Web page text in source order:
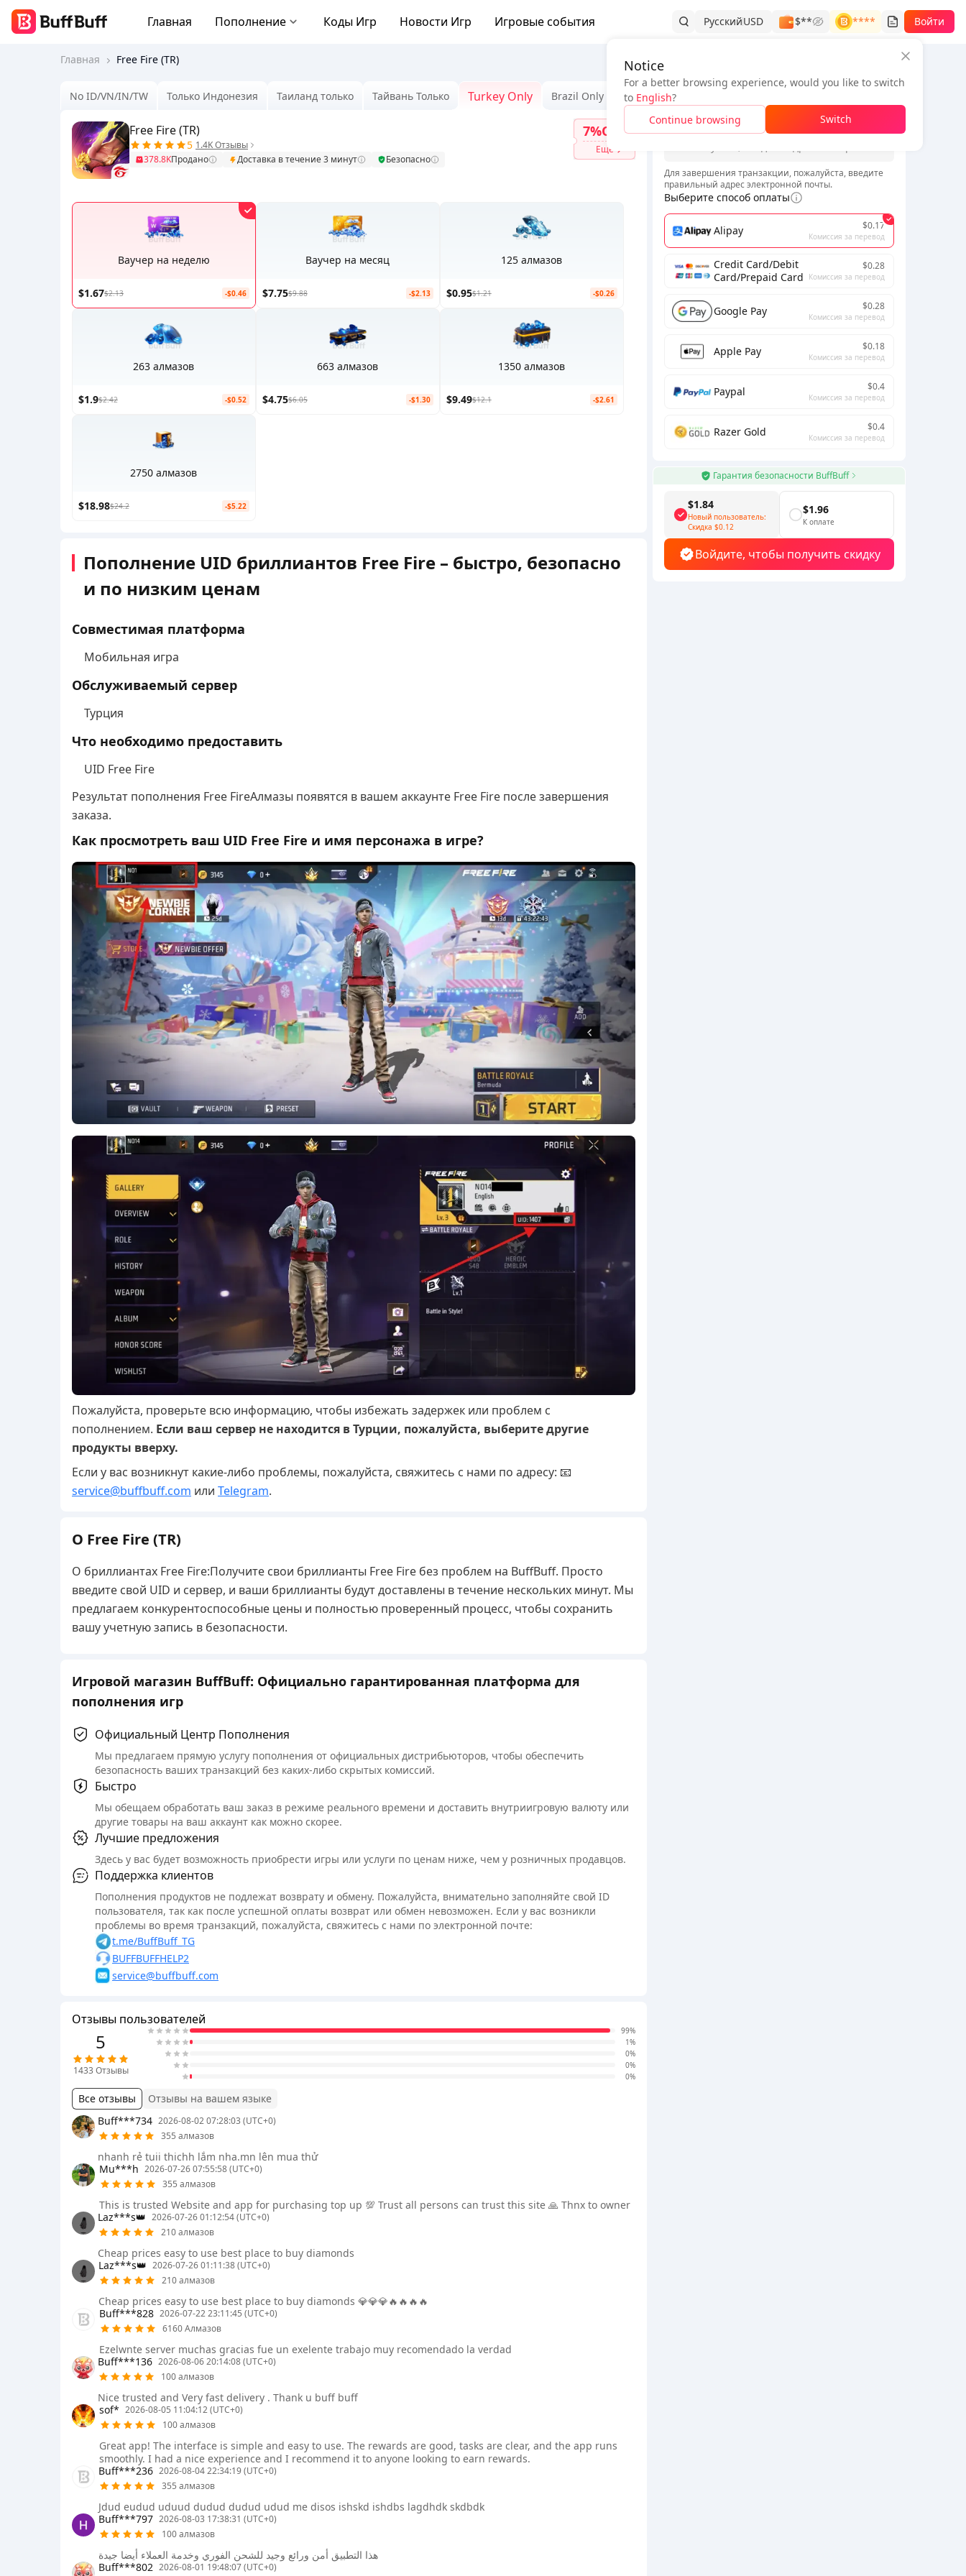
Главная Пополнение Коды Игр Новости Игр Игровые события РусскийUSD $** **** Войти
Главная Free Fire (TR)
Информация о заказе
*
Для завершения транзакции, пожалуйста, введите
правильный адрес электронной почты.
Выберите способ оплаты
Alipay $0.17
Комиссия за перевод
Credit Card/Debit
Card/Prepaid Card
$0.28
Комиссия за перевод
Google Pay $0.28
Комиссия за перевод
Apple Pay $0.18
Комиссия за перевод
Paypal $0.4
Комиссия за перевод
Razer Gold $0.4
Комиссия за перевод
Гарантия безопасности BuffBuff
$1.84
Новый пользователь:
Скидка $0.12
$1.96
К оплате
Войдите, чтобы получить скидку
No ID/VN/IN/TW Только Индонезия Таиланд только Тайвань Только Turkey Only Brazil Only MY/SG/PH/KH Only
Free Fire (TR)
5 1.4K Отзывы
378.8KПродано Доставка в течение 3 минут Безопасно
7%OFF
Ещё
Ваучер на неделю
$1.67$2.13 -$0.46
Ваучер на месяц
$7.75$9.88 -$2.13
125 алмазов
$0.95$1.21 -$0.26
263 алмазов
$1.9$2.42 -$0.52
663 алмазов
$4.75$6.05 -$1.30
1350 алмазов
$9.49$12.1 -$2.61
2750 алмазов
$18.98$24.2 -$5.22
Пополнение UID бриллиантов Free Fire – быстро, безопасно
и по низким ценам
Совместимая платформа
Мобильная игра
Обслуживаемый сервер
Турция
Что необходимо предоставить
UID Free Fire
Результат пополнения Free FireАлмазы появятся в вашем аккаунте Free Fire после завершения
заказа.
Как просмотреть ваш UID Free Fire и имя персонажа в игре?
Пожалуйста, проверьте всю информацию, чтобы избежать задержек или проблем с
пополнением. Если ваш сервер не находится в Турции, пожалуйста, выберите другие
продукты вверху.
Если у вас возникнут какие-либо проблемы, пожалуйста, свяжитесь с нами по адресу: 📧
service@buffbuff.com или Telegram.
О Free Fire (TR)
О бриллиантах Free Fire:Получите свои бриллианты Free Fire без проблем на BuffBuff. Просто
введите свой UID и сервер, и ваши бриллианты будут доставлены в течение нескольких минут. Мы
предлагаем конкурентоспособные цены и полностью проверенный процесс, чтобы сохранить
вашу учетную запись в безопасности.
Игровой магазин BuffBuff: Официально гарантированная платформа для
пополнения игр
Официальный Центр Пополнения
Мы предлагаем прямую услугу пополнения от официальных дистрибьюторов, чтобы обеспечить
безопасность ваших транзакций без каких-либо скрытых комиссий.
Быстро
Мы обещаем обработать ваш заказ в режиме реального времени и доставить внутриигровую валюту или
другие товары на ваш аккаунт как можно скорее.
Лучшие предложения
Здесь у вас будет возможность приобрести игры или услуги по ценам ниже, чем у розничных продавцов.
Поддержка клиентов
Пополнения продуктов не подлежат возврату и обмену. Пожалуйста, внимательно заполняйте свой ID
пользователя, так как после успешной оплаты возврат или обмен невозможен. Если у вас возникли
проблемы во время транзакций, пожалуйста, свяжитесь с нами по электронной почте:
t.me/BuffBuff_TG
BUFFBUFFHELP2
service@buffbuff.com
Отзывы пользователей
5
1433 Отзывы
99%
1%
0%
0%
0%
Все отзывы
Отзывы на вашем языке
Buff***734 2026-08-02 07:28:03 (UTC+0)
355 алмазов
nhanh rẻ tuii thichh lắm nha.mn lên mua thử
Mu***h 2026-07-26 07:55:58 (UTC+0)
355 алмазов
This is trusted Website and app for purchasing top up 💯 Trust all persons can trust this site 🙏 Thnx to owner
Laz***s👑 2026-07-26 01:12:54 (UTC+0)
210 алмазов
Cheap prices easy to use best place to buy diamonds
Laz***s👑 2026-07-26 01:11:38 (UTC+0)
210 алмазов
Cheap prices easy to use best place to buy diamonds 💎💎💎🔥🔥🔥🔥
Buff***828 2026-07-22 23:11:45 (UTC+0)
6160 Алмазов
Ezelwnte server muchas gracias fue un exelente trabajo muy recomendado la verdad
Buff***136 2026-08-06 20:14:08 (UTC+0)
100 алмазов
Nice trusted and Very fast delivery . Thank u buff buff
sof* 2026-08-05 11:04:12 (UTC+0)
100 алмазов
Great app! The interface is simple and easy to use. The rewards are good, tasks are clear, and the app runs
smoothly. I had a nice experience and I recommend it to anyone looking to earn rewards.
Buff***236 2026-08-04 22:34:19 (UTC+0)
355 алмазов
Jdud eudud uduud dudud dudud udud me disos ishskd ishdbs lagdhdk skdbdk
Buff***797 2026-08-03 17:38:31 (UTC+0)
100 алмазов
هذا التطبيق أمن ورائع وجيد للشحن الفوري وخدمة العملاء أيضا جيدة
Buff***802 2026-08-01 19:48:07 (UTC+0)
Notice
For a better browsing experience, would you like to switch
to English?
Continue browsing
Switch